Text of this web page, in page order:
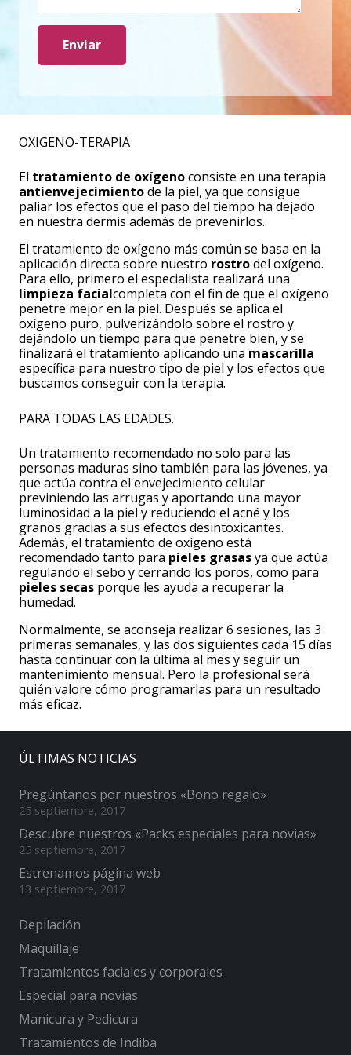
OXIGENO-TERAPIA
El tratamiento de oxígenoconsiste en una terapia
antienvejecimientode la piel, ya que consigue
paliar los efectos que el paso del tiempo ha dejado
en nuestra dermis además de prevenirlos.
El tratamiento de oxígeno más común se basa en la
aplicación directa sobre nuestro rostrodel oxígeno.
Para ello, primero el especialista realizará una
limpieza facialcompleta con el fin de que el oxígeno
penetre mejor en la piel. Después se aplica el
oxígeno puro, pulverizándolo sobre el rostro y
dejándolo un tiempo para que penetre bien, y se
finalizará el tratamiento aplicando una mascarilla
específica para nuestro tipo de piel y los efectos que
buscamos conseguir con la terapia.
PARA TODAS LAS EDADES.
Un tratamiento recomendado no solo para las
personas maduras sino también para las jóvenes, ya
que actúa contra el envejecimiento celular
previniendo las arrugas y aportando una mayor
luminosidad a la piel y reduciendo el acné y los
granos gracias a sus efectos desintoxicantes.
Además, el tratamiento de oxígeno está
recomendado tanto para pieles grasasya que actúa
regulando el sebo y cerrando los poros, como para
pieles secas porque les ayuda a recuperar la
humedad.
Normalmente, se aconseja realizar 6 sesiones, las 3
primeras semanales, y las dos siguientes cada 15 días
hasta continuar con la última al mes y seguir un
mantenimiento mensual. Pero la profesional será
quién valore cómo programarlas para un resultado
más eficaz.
ÚLTIMAS NOTICIAS
Pregúntanos por nuestros «Bono regalo»
25 septiembre, 2017
Descubre nuestros «Packs especiales para novias»
25 septiembre, 2017
Estrenamos página web
13 septiembre, 2017
Depilación
Maquillaje
Tratamientos faciales y corporales
Especial para novias
Manicura y Pedicura
Tratamientos de Indiba